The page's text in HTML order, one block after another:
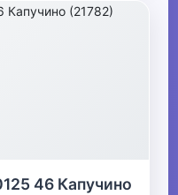
46 Капучино